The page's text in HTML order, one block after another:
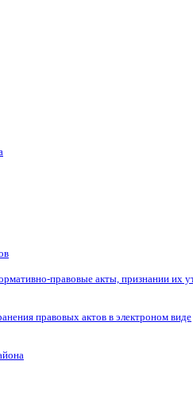
правовые акты, признании их
правовых актов в электроном виде